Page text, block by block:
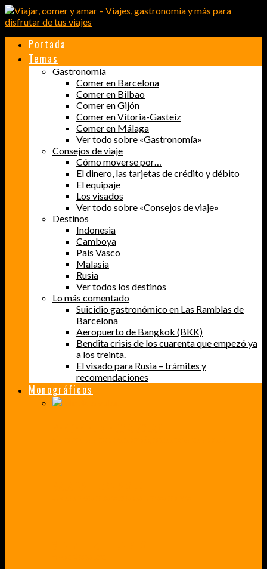
Portada
Temas
Gastronomía
Comer en Barcelona
Comer en Bilbao
Comer en Gijón
Comer en Vitoria-Gasteiz
Comer en Málaga
Ver todo sobre «Gastronomía»
Consejos de viaje
Cómo moverse por…
El dinero, las tarjetas de crédito y débito
El equipaje
Los visados
Ver todo sobre «Consejos de viaje»
Destinos
Indonesia
Camboya
País Vasco
Malasia
Rusia
Ver todos los destinos
Lo más comentado
Suicidio gastronómico en Las Ramblas de
Barcelona
Aeropuerto de Bangkok (BKK)
Bendita crisis de los cuarenta que empezó ya
a los treinta.
El visado para Rusia – trámites y
recomendaciones
Monográficos